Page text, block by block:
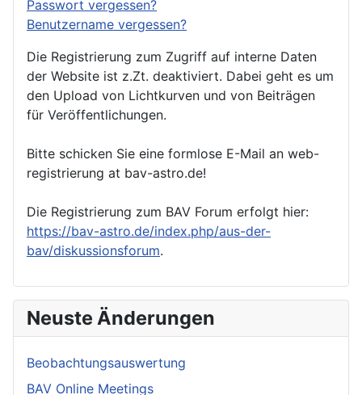
Passwort vergessen?
Benutzername vergessen?
Die Registrierung zum Zugriff auf interne Daten
der Website ist z.Zt. deaktiviert. Dabei geht es um
den Upload von Lichtkurven und von Beiträgen
für Veröffentlichungen.
Bitte schicken Sie eine formlose E-Mail an web-
registrierung at bav-astro.de!
Die Registrierung zum BAV Forum erfolgt hier:
https://bav-astro.de/index.php/aus-der-
bav/diskussionsforum.
Neuste Änderungen
Beobachtungsauswertung
BAV Online Meetings